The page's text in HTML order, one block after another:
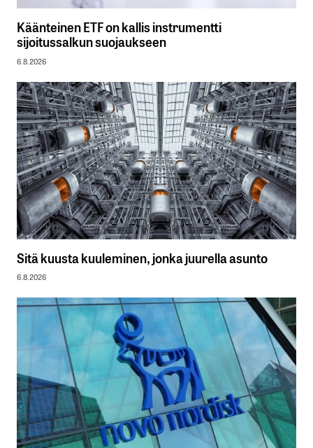
Käänteinen ETF on kallis instrumentti
sijoitussalkun suojaukseen
6.8.2026
Sitä kuusta kuuleminen, jonka juurella asunto
6.8.2026